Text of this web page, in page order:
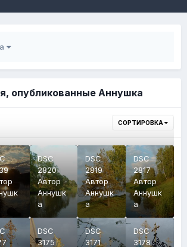
опубликованные Аннушка
СОРТИРОВКА
DSC
2820
Автор
Аннушк
а
DSC
2819
Автор
Аннушк
а
DSC
2817
Автор
Аннушк
а
DSC
3175
DSC
3171
DSC
3178